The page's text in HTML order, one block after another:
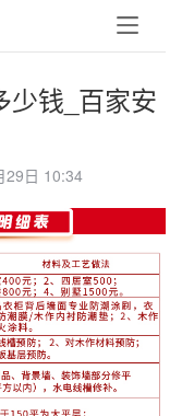
少钱_百家安
日 10:34